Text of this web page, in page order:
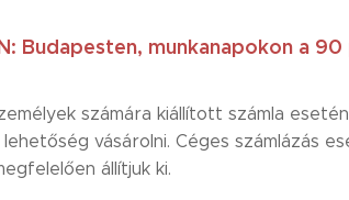
Budapesten, munkanapokon a 90
számára kiállított számla
vásárolni. Céges számlázás
állítjuk ki.